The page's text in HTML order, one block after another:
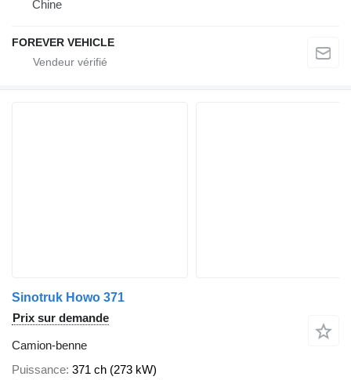
Chine
FOREVER VEHICLE
Sinotruk Howo 371
Prix sur demande
Camion-benne
Puissance 371 ch (273 kW)